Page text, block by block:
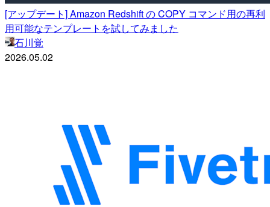
[アップデート] Amazon Redshift の COPY コマンド用の再利
用可能なテンプレートを試してみました
石川覚
2026.05.02